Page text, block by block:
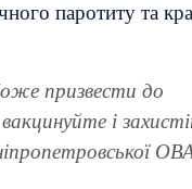
паротиту та
призвести до
і